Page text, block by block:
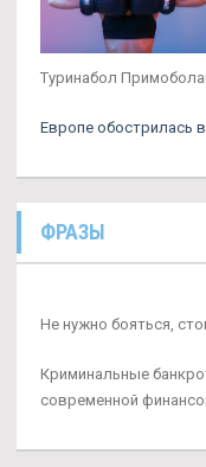
Туринабол
Европе обострилась
ФРАЗЫ
Не нужно бояться,
Криминальные
современной